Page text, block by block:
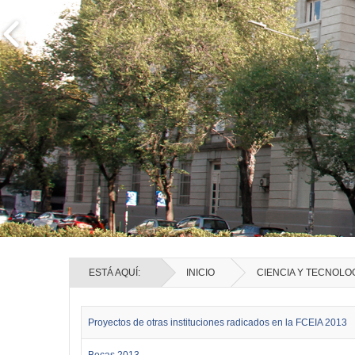
ESTÁ AQUÍ: INICIO CIENCIA Y
Proyectos de otras instituciones radicados en la FCEIA 2013